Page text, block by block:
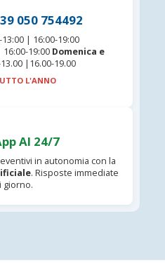
050 754492
13:00 | 16:00-19:00
16:00-19:00 Domenica e
|16.00-19.00
L'ANNO
AI 24/7
in autonomia con la
. Risposte immediate
giorno.